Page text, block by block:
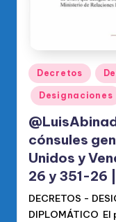
Publicado
en
Decretos
Designaciones
cónsules
Unidos y
26 y 351-26 |
DECRETOS -
DIPLOMÁTICO El